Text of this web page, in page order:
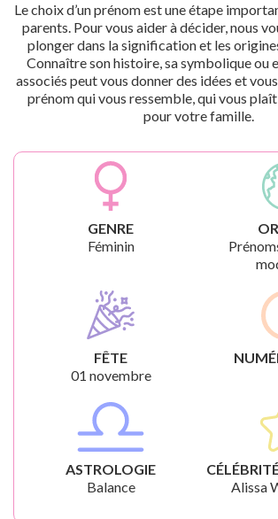
Le choix d’un prénom est une étape
parents. Pour vous aider à décider, nous
plonger dans la signification et les
Connaître son histoire, sa symbolique ou
associés peut vous donner des idées et
prénom qui vous ressemble, qui vous plaît
pour votre famille.
GENRE
Féminin
FÊTE
01 novembre
ASTROLOGIE
Balance
Alissa